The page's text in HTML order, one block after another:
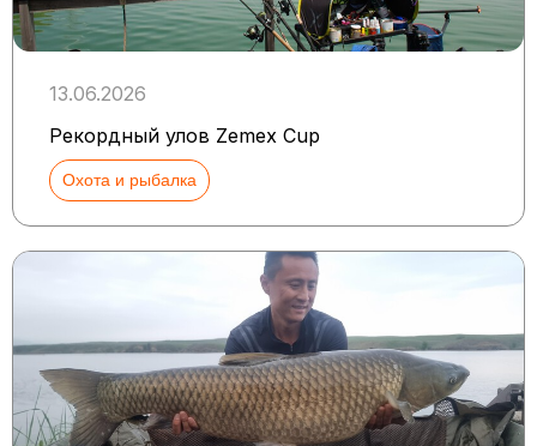
13.06.2026
Рекордный улов Zemex Cup
Охота и рыбалка